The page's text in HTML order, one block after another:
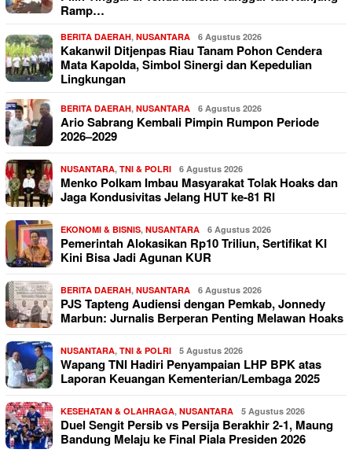
Ramp…
BERITA DAERAH, NUSANTARA 6 Agustus 2026
Kakanwil Ditjenpas Riau Tanam Pohon Cendera
Mata Kapolda, Simbol Sinergi dan Kepedulian
Lingkungan
BERITA DAERAH, NUSANTARA 6 Agustus 2026
Ario Sabrang Kembali Pimpin Rumpon Periode
2026–2029
NUSANTARA, TNI & POLRI 6 Agustus 2026
Menko Polkam Imbau Masyarakat Tolak Hoaks dan
Jaga Kondusivitas Jelang HUT ke-81 RI
EKONOMI & BISNIS, NUSANTARA 6 Agustus 2026
Pemerintah Alokasikan Rp10 Triliun, Sertifikat KI
Kini Bisa Jadi Agunan KUR
BERITA DAERAH, NUSANTARA 6 Agustus 2026
PJS Tapteng Audiensi dengan Pemkab, Jonnedy
Marbun: Jurnalis Berperan Penting Melawan Hoaks
NUSANTARA, TNI & POLRI 5 Agustus 2026
Wapang TNI Hadiri Penyampaian LHP BPK atas
Laporan Keuangan Kementerian/Lembaga 2025
KESEHATAN & OLAHRAGA, NUSANTARA 5 Agustus 2026
Duel Sengit Persib vs Persija Berakhir 2-1, Maung
Bandung Melaju ke Final Piala Presiden 2026